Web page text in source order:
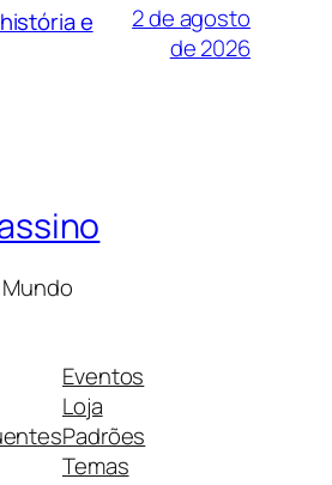
e
2 de agosto
de 2026
Eventos
Loja
Padrões
Temas